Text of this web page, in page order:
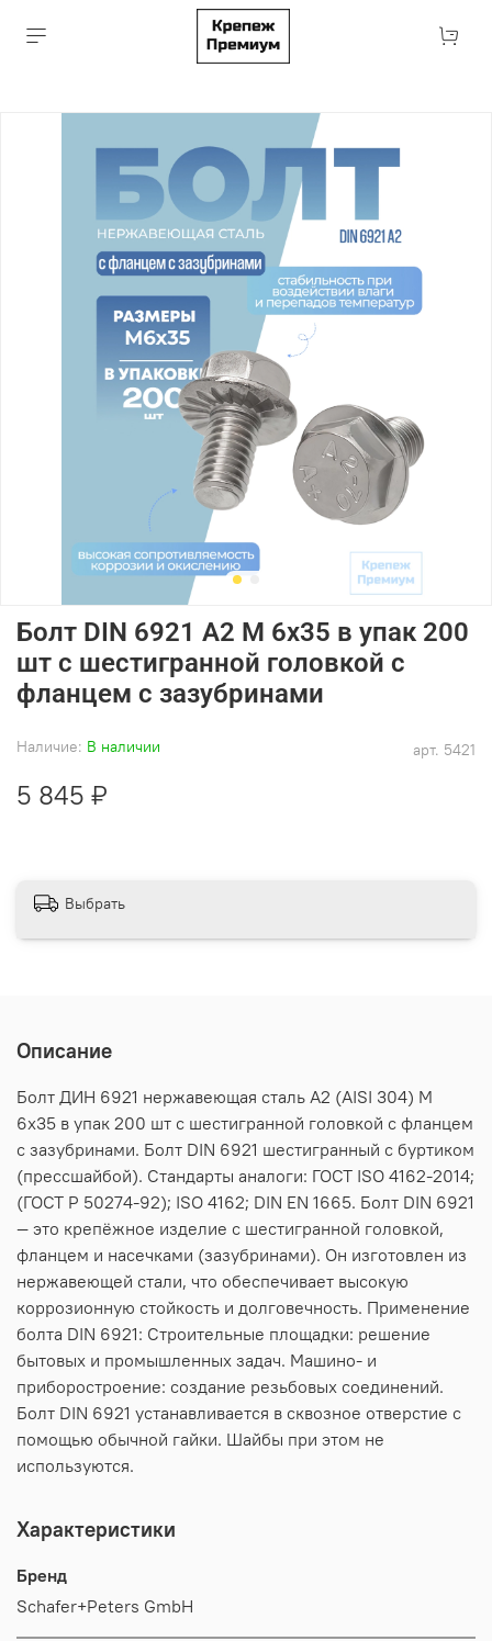
арт. 5421
Наличие: В наличии
Болт DIN 6921 А2 M 6х35 в упак 200
шт с шестигранной головкой с
фланцем с зазубринами
5 845 ₽
Выбрать
Описание
Болт ДИН 6921 нержавеющая сталь А2 (AISI 304) M
6х35 в упак 200 шт с шестигранной головкой с фланцем
с зазубринами. Болт DIN 6921 шестигранный с буртиком
(прессшайбой). Стандарты аналоги: ГОСТ ISO 4162-2014;
(ГОСТ Р 50274-92); ISO 4162; DIN EN 1665. Болт DIN 6921
— это крепёжное изделие с шестигранной головкой,
фланцем и насечками (зазубринами). Он изготовлен из
нержавеющей стали, что обеспечивает высокую
коррозионную стойкость и долговечность. Применение
болта DIN 6921: Строительные площадки: решение
бытовых и промышленных задач. Машино- и
приборостроение: создание резьбовых соединений.
Болт DIN 6921 устанавливается в сквозное отверстие с
помощью обычной гайки. Шайбы при этом не
используются.
Характеристики
Бренд
Schafer+Peters GmbH